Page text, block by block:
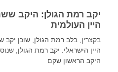
יקב רמת הגולן: היקב
היין העולמית
בקצרין, בלב רמת הגולן, שוכן
היקב הראשון שקם